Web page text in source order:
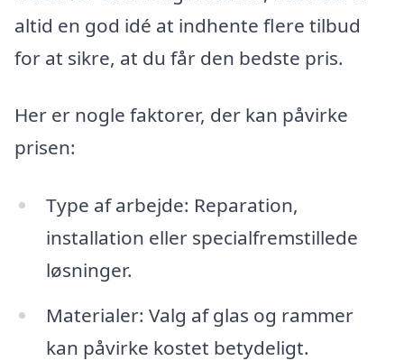
altid en god idé at indhente flere tilbud
for at sikre, at du får den bedste pris.
Her er nogle faktorer, der kan påvirke
prisen:
Type af arbejde: Reparation,
installation eller specialfremstillede
løsninger.
Materialer: Valg af glas og rammer
kan påvirke kostet betydeligt.